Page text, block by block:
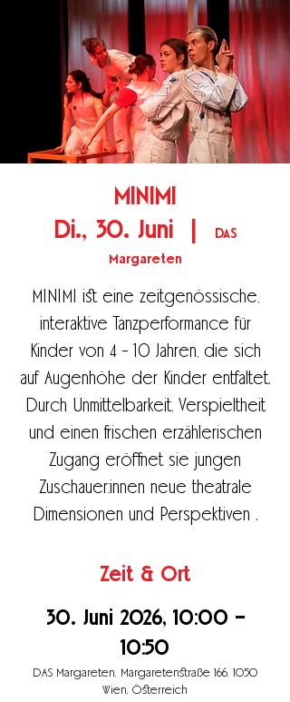
MINIMI
Di., 30. Juni
  |
DAS
Margareten
MINIMI ist eine zeitgenössische,
interaktive Tanzperformance für
Kinder von 4 - 10 Jahren, die sich
auf Augenhöhe der Kinder entfaltet.
Durch Unmittelbarkeit, Verspieltheit
und einen frischen erzählerischen
Zugang eröffnet sie jungen
Zuschauer:innen neue theatrale
Dimensionen und Perspektiven .
Zeit & Ort
30. Juni 2026, 10:00 –
10:50
DAS Margareten, Margaretenstraße 166, 1050
Wien, Österreich